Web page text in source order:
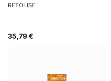
RETOLISE
35,79 €